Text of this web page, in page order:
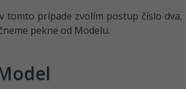
v tomto prípade zvolím postup číslo
pekne od Modelu.